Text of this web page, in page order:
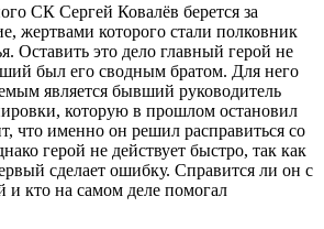
СК Сергей Ковалёв берется за
жертвами которого стали полковник
Оставить это дело главный герой не
был его сводным братом. Для него
является бывший руководитель
которую в прошлом остановил
что именно он решил расправиться со
герой не действует быстро, так как
сделает ошибку. Справится ли он с
и кто на самом деле помогал